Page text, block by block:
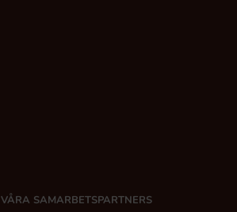
VÅRA SAMARBETSPARTNERS